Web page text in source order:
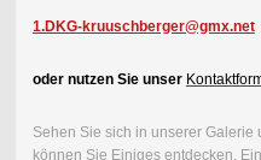
1.DKG-kruuschberger@gmx.net
oder nutzen Sie unser
Sehen Sie sich in unserer Galerie
können Sie Einiges entdecken.